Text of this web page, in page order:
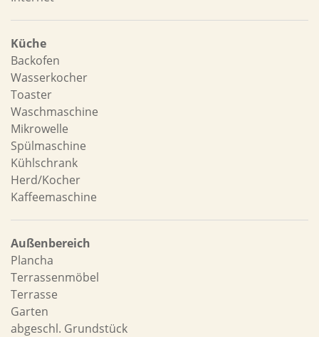
Küche
Backofen
Wasserkocher
Toaster
Waschmaschine
Mikrowelle
Spülmaschine
Kühlschrank
Herd/Kocher
Kaffeemaschine
Außenbereich
Plancha
Terrassenmöbel
Terrasse
Garten
abgeschl. Grundstück